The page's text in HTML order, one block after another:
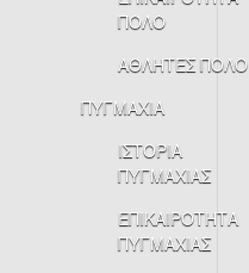
ΠΟΛΟ
ΑΘΛΗΤΕΣ ΠΟΛΟ
ΠΥΓΜΑΧΙΑ
ΙΣΤΟΡΙΑ
ΠΥΓΜΑΧΙΑΣ
ΕΠΙΚΑΙΡΟΤΗΤΑ
ΠΥΓΜΑΧΙΑΣ